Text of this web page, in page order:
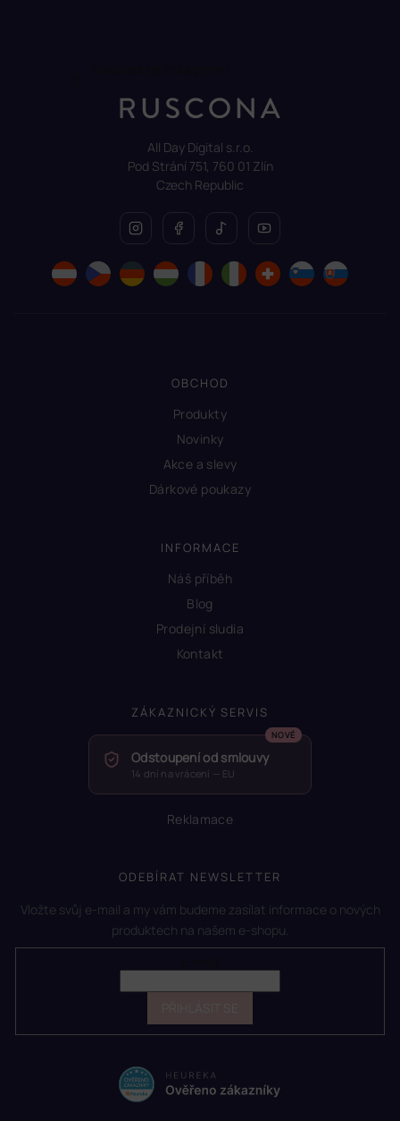
All Day Digital s.r.o.
Pod Strání 751, 760 01 Zlín
Czech Republic
OBCHOD
Produkty
Novinky
Akce a slevy
Dárkové poukazy
INFORMACE
Náš příběh
Blog
Prodejní sludia
Kontakt
ZÁKAZNICKÝ SERVIS
Odstoupení od smlouvy
14 dní na vrácení — EU
Reklamace
ODEBÍRAT NEWSLETTER
Vložte svůj e-mail a my vám budeme zasílat informace o nových
produktech na našem e-shopu.